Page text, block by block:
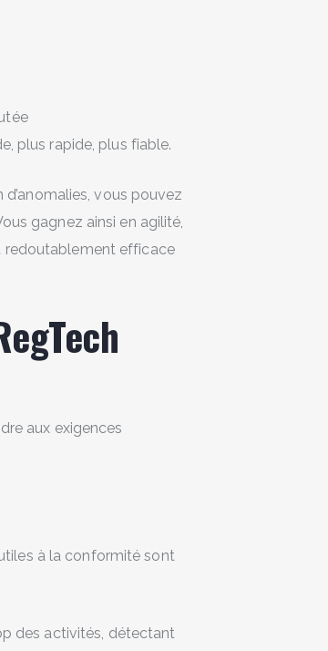
plus rapide, plus fiable.
vous pouvez
gagnez ainsi en agilité,
redoutablement efficace
aux exigences
à la conformité sont
des activités, détectant